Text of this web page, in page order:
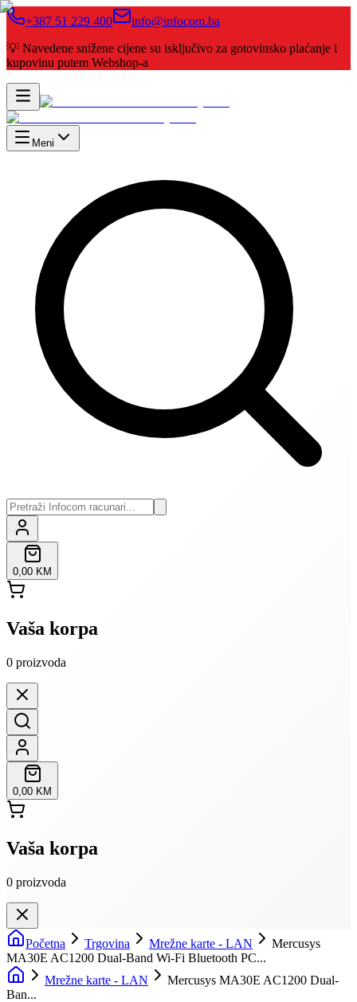
+387 51 229 400
info@infocom.ba
💡 Navedene snižene cijene su isključivo za gotovinsko plaćanje i
kupovinu putem Webshop-a
Meni
0,00 KM
Vaša korpa
0 proizvoda
0,00 KM
Vaša korpa
0 proizvoda
Početna Trgovina Mrežne karte - LAN
Mercusys
MA30E AC1200 Dual-Band Wi-Fi Bluetooth PC...
Mrežne karte - LAN
Mercusys MA30E AC1200 Dual-
Ban...